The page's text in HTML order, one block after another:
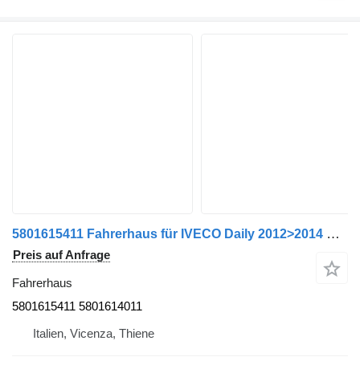
5801615411 Fahrerhaus für IVECO Daily 2012>2014 Nutzfahrzeug
Preis auf Anfrage
Fahrerhaus
5801615411 5801614011
Italien, Vicenza, Thiene